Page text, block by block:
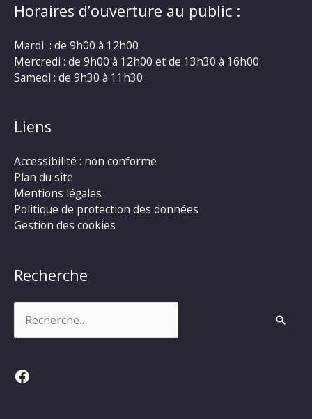
Horaires d’ouverture au public :
Mardi : de 9h00 à 12h00
Mercredi : de 9h00 à 12h00 et de 13h30 à 16h00
Samedi : de 9h30 à 11h30
Liens
Accessibilité : non conforme
Plan du site
Mentions légales
Politique de protection des données
Gestion des cookies
Recherche
Facebook